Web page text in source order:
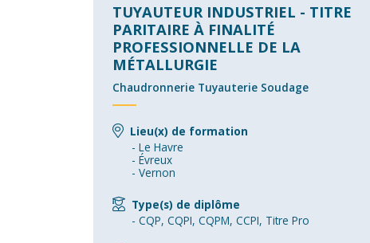
TUYAUTEUR INDUSTRIEL - TITRE
PARITAIRE À FINALITÉ
PROFESSIONNELLE DE LA
MÉTALLURGIE
Chaudronnerie Tuyauterie Soudage
Lieu(x) de formation
Le Havre
Évreux
Vernon
Type(s) de diplôme
CQP, CQPI, CQPM, CCPI, Titre Pro